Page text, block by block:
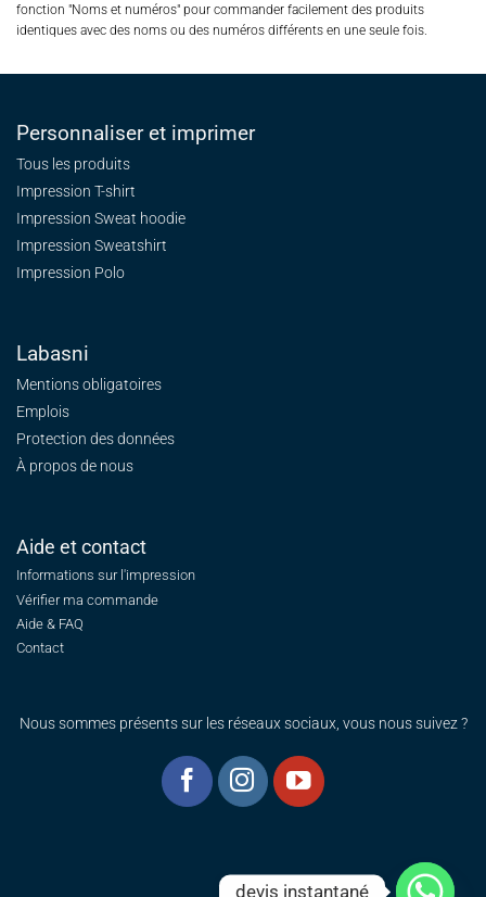
fonction "Noms et numéros" pour commander facilement des produits
identiques avec des noms ou des numéros différents en une seule fois.
Personnaliser et imprimer
Tous les produits
Impression T-shirt
Impression Sweat hoodie
Impression Sweatshirt
Impression Polo
Labasni
Mentions obligatoires
Emplois
Protection des données
À propos de nous
Aide et contact
Informations sur l'impression
Vérifier ma commande
Aide & FAQ
Contact
Nous sommes présents sur les réseaux sociaux, vous nous suivez ?
devis instantané